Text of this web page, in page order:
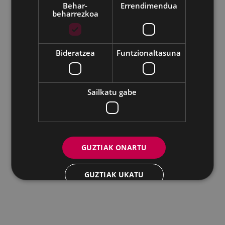
Udalaren sare sozial guztiak
Eibarko Andretxea - Isasi kalea, 11 | 20600 Eibar
Andretxea: 943 54 39 38Berdintasuna: 943 70 84 40
andretxea@eibar.eus
berdintasuna@eibar.eus
IFZ: P2003100A | DIR3 L01200300
Behar-
beharrezkoa
Errendimendua
Bideratzea Funtzionaltasuna
Sailkatu gabe
GUZTIAK ONARTU
GUZTIAK UKATU